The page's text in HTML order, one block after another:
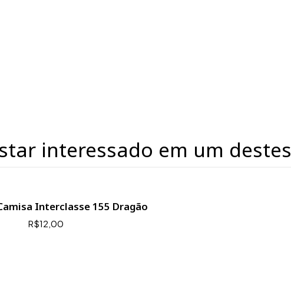
interessado em um destes
Interclasse 155 Dragão
R$12,00